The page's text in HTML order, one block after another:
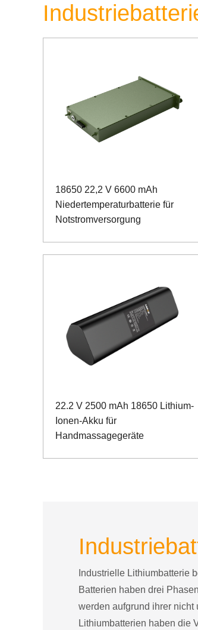
18650 22,2 V 6600 mAh
Niedertemperaturbatterie für
Notstromversorgung
22.2 V 2500 mAh 18650 Lithium-
Ionen-Akku für
Handmassagegeräte
Industrielle Lithiumbatterie
Batterien haben drei
werden aufgrund ihrer
Lithiumbatterien haben die